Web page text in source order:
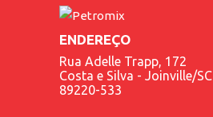
ENDEREÇO
Rua Adelle Trapp, 172
Costa e Silva - Joinville/SC
89220-533